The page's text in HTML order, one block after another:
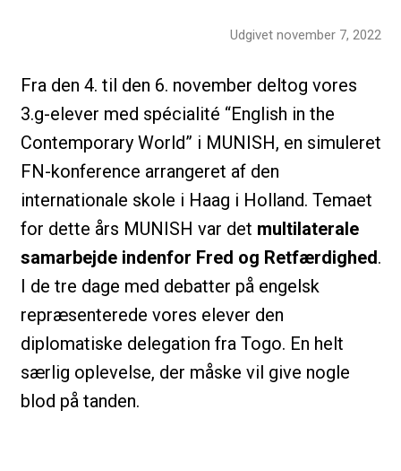
Udgivet november 7, 2022
Fra den 4. til den 6. november deltog vores
3.g-elever med spécialité “English in the
Contemporary World” i MUNISH, en simuleret
FN-konference arrangeret af den
internationale skole i Haag i Holland. Temaet
for dette års MUNISH var det multilaterale
samarbejde indenfor Fred og Retfærdighed.
I de tre dage med debatter på engelsk
repræsenterede vores elever den
diplomatiske delegation fra Togo. En helt
særlig oplevelse, der måske vil give nogle
blod på tanden.